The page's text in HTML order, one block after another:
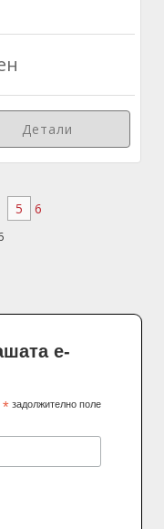
Детали
5 6
е-
* задолжително поле